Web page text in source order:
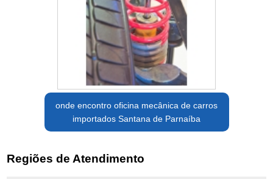
onde encontro oficina mecânica de carros
importados Santana de Parnaíba
Regiões de Atendimento